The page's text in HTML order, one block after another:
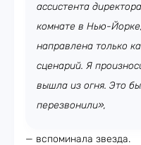
ассистента
комнате в Нью-
направлена только
сценарий. Я
вышла из огня. Это
перезвонили»,
— вспоминала звезда.